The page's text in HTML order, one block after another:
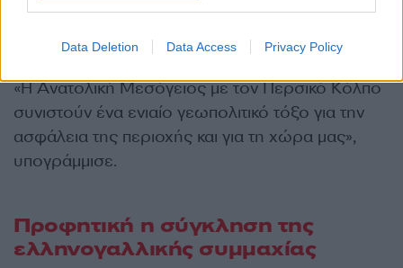
Data Deletion Data Access Privacy Policy
καλεί σε πλήρη σεβασμό στην κυριαρχία και την
εδαφική ακεραιότητά του.
«Η Ανατολική Μεσόγειος με τον Περσικό Κόλπο
συνιστούν ένα ενιαίο γεωπολιτικό τόξο για την
ασφάλεια της περιοχής και για τη χώρα μας»,
υπογράμμισε.
Προφητική η σύγκληση της
ελληνογαλλικής συμμαχίας